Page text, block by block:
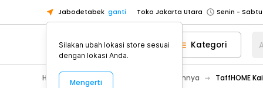
Jabodetabek ganti Toko Jakarta Utara
Toko Tangerang
Toko Cikupa
Pick n Go Jakarta Barat
Senin -
Pick n Go Bekasi
Senin - Jumat
Kategori
Hobby Mobil Aksesoris Mobil Lainnya TaffHOME
Silakan ubah lokasi store sesuai
dengan lokasi Anda.
Mengerti